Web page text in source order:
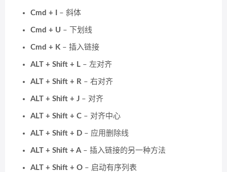
Cmd + I – 斜体
Cmd + U – 下划线
Cmd + K – 插入链接
ALT + Shift + L – 左对齐
ALT + Shift + R – 右对齐
ALT + Shift + J – 对齐
ALT + Shift + C – 对齐中心
ALT + Shift + D – 应用删除线
ALT + Shift + A – 插入链接的另一种方法
ALT + Shift + O – 启动有序列表